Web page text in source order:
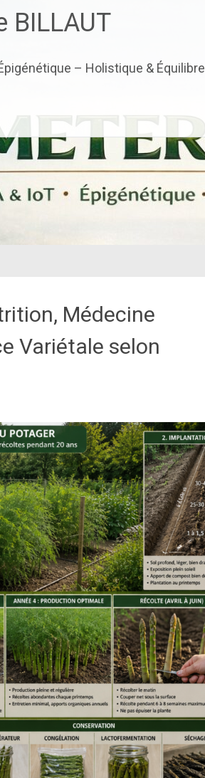
BILLAUT
– Holistique & Équilibre
Médecine
Variétale selon